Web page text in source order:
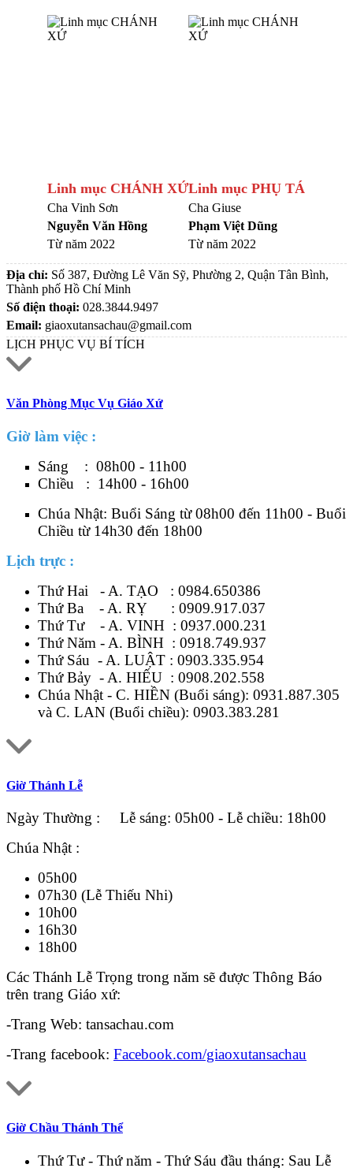
Linh mục CHÁNH XỨ
Cha Vinh Sơn
Nguyễn Văn Hồng
Từ năm 2022
Linh mục PHỤ TÁ
Cha Giuse
Phạm Việt Dũng
Từ năm 2022
Địa chỉ: Số 387, Đường Lê Văn Sỹ, Phường 2, Quận Tân Bình,
Thành phố Hồ Chí Minh
Số điện thoại: 028.3844.9497
Email: giaoxutansachau@gmail.com
LỊCH PHỤC VỤ BÍ TÍCH
Văn Phòng Mục Vụ Giáo Xứ
Giờ làm việc :
Sáng : 08h00 - 11h00
Chiều : 14h00 - 16h00
Chúa Nhật: Buổi Sáng từ 08h00 đến 11h00 - Buổi
Chiều từ 14h30 đến 18h00
Lịch trực :
Thứ Hai - A. TẠO : 0984.650386
Thứ Ba - A. RỴ : 0909.917.037
Thứ Tư - A. VINH : 0937.000.231
Thứ Năm - A. BÌNH : 0918.749.937
Thứ Sáu - A. LUẬT : 0903.335.954
Thứ Bảy - A. HIẾU : 0908.202.558
Chúa Nhật - C. HIỀN (Buổi sáng): 0931.887.305
và C. LAN (Buổi chiều): 0903.383.281
Giờ Thánh Lễ
Ngày Thường : Lễ sáng: 05h00 - Lễ chiều: 18h00
Chúa Nhật :
05h00
07h30 (Lễ Thiếu Nhi)
10h00
16h30
18h00
Các Thánh Lễ Trọng trong năm sẽ được Thông Báo
trên trang Giáo xứ:
-Trang Web: tansachau.com
-Trang facebook: Facebook.com/giaoxutansachau
Giờ Chầu Thánh Thể
Thứ Tư - Thứ năm - Thứ Sáu đầu tháng: Sau Lễ